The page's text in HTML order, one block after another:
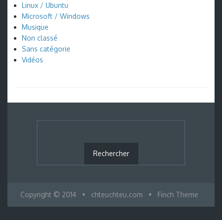
Linux / Ubuntu
Microsoft / Windows
Musique
Non classé
Sans catégorie
Vidéos
Copyright © 2014 • chteuchteu.com • Finch Theme